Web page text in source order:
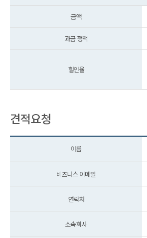
금액
과금 정책
힐인율
견적요청
이름
비즈니스 이메일
연락처
소속회사